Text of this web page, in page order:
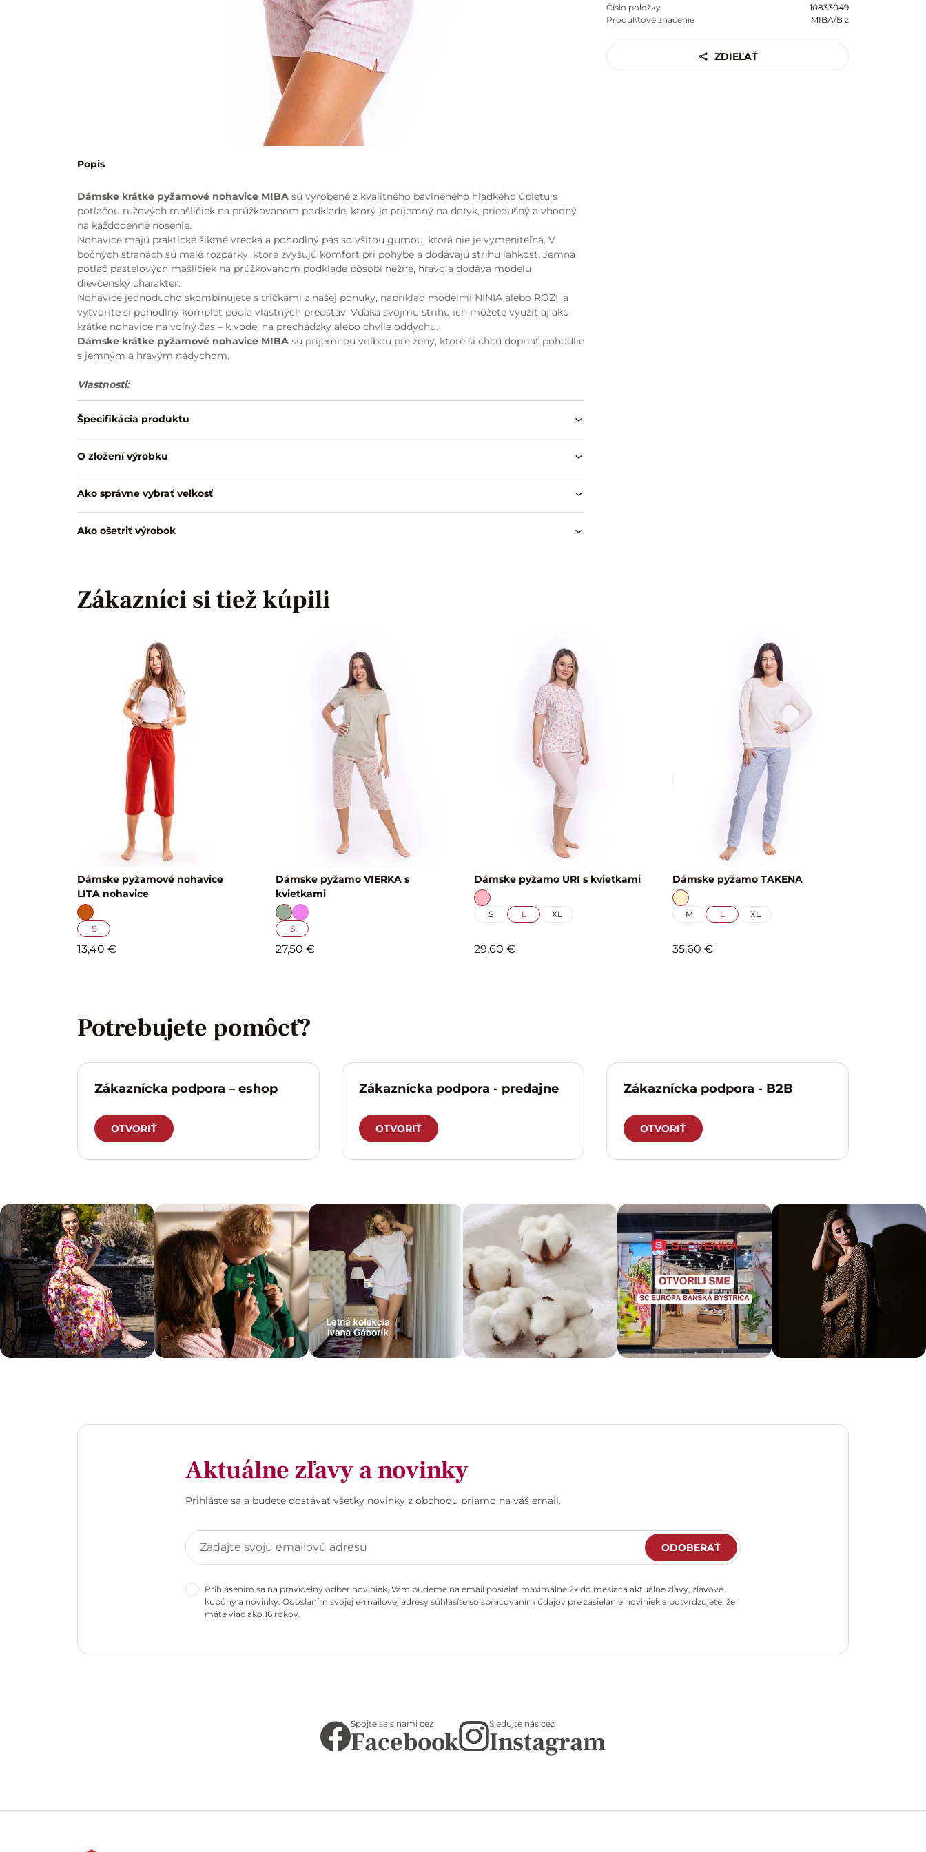
Popis
Dámske krátke pyžamové nohavice MIBA sú vyrobené z kvalitného bavlneného hladkého úpletu s
potlačou ružových mašličiek na prúžkovanom podklade, ktorý je príjemný na dotyk, priedušný a vhodný
na každodenné nosenie.
Nohavice majú praktické šikmé vrecká a pohodlný pás so všitou gumou, ktorá nie je vymeniteľná. V
bočných stranách sú malé rozparky, ktoré zvyšujú komfort pri pohybe a dodávajú strihu ľahkosť. Jemná
potlač pastelových mašličiek na prúžkovanom podklade pôsobí nežne, hravo a dodáva modelu
dievčenský charakter.
Nohavice jednoducho skombinujete s tričkami z našej ponuky, napríklad modelmi NINIA alebo ROZI, a
vytvoríte si pohodlný komplet podľa vlastných predstáv. Vďaka svojmu strihu ich môžete využiť aj ako
krátke nohavice na voľný čas – k vode, na prechádzky alebo chvíle oddychu.
Dámske krátke pyžamové nohavice MIBA sú príjemnou voľbou pre ženy, ktoré si chcú dopriať pohodlie
s jemným a hravým nádychom.
Vlastnosti:
materiál: 100 % bavlna
hladký úplet s potlačou pastelových mašličiek na prúžkovanom podklade
jemný, dievčenský dizajn
praktické šikmé vrecká
pás so všitou nevymeniteľnou gumou
vhodné na spánok aj voľný čas
Špecifikácia produktu
O zložení výrobku
Ako správne vybrať veľkosť
Ako ošetriť výrobok
Číslo položky
10833049
Produktové značenie
MIBA/B z
ZDIEĽAŤ
Zákazníci si tiež kúpili
Dámske pyžamové nohavice
LITA nohavice
S
13,40 €
Dámske pyžamo VIERKA s
kvietkami
S
27,50 €
Dámske pyžamo URI s kvietkami
S L XL
29,60 €
Dámske pyžamo TAKENA
M L XL
35,60 €
Potrebujete pomôcť?
Zákaznícka podpora – eshop
OTVORIŤ
Zákaznícka podpora - predajne
OTVORIŤ
Zákaznícka podpora - B2B
OTVORIŤ
Aktuálne zľavy a novinky
Prihláste sa a budete dostávať všetky novinky z obchodu priamo na váš email.
ODOBERAŤ
Prihlásením sa na pravidelný odber noviniek, Vám budeme na email posielať maximálne 2x do mesiaca aktuálne zľavy, zľavové
kupóny a novinky. Odoslaním svojej e-mailovej adresy súhlasíte so spracovaním údajov pre zasielanie noviniek a potvrdzujete, že
máte viac ako 16 rokov.
Spojte sa s nami cez
Facebook
Sledujte nás cez
Instagram